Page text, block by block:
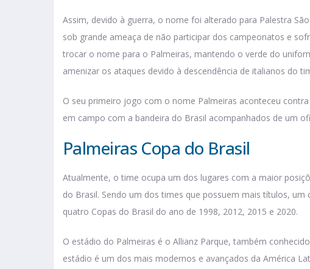
Assim, devido à guerra, o nome foi alterado para Palestra
sob grande ameaça de não participar dos campeonatos e
trocar o nome para o Palmeiras, mantendo o verde do
amenizar os ataques devido à descendência de italianos do
O seu primeiro jogo com o nome Palmeiras aconteceu
em campo com a bandeira do Brasil acompanhados de um
Palmeiras Copa do Brasil
Atualmente, o time ocupa um dos lugares com a maior
do Brasil. Sendo um dos times que possuem mais títulos,
quatro Copas do Brasil do ano de 1998, 2012, 2015 e 2020.
O estádio do Palmeiras é o Allianz Parque, também
estádio é um dos mais modernos e avançados da América